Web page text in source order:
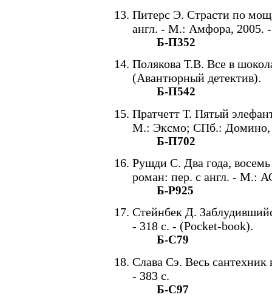
Питерс Э. Страсти по
англ. - М.: Амфора, 2005.
Б-П352
Полякова Т.В. Все в
(Авантюрный детектив).
Б-П542
Пратчетт Т. Пятый
М.: Эксмо; СПб.: Домино,
Б-П702
Рушди С. Два года, восемь
роман: пер. с англ. - М.:
Б-Р925
Стейнбек Д.
- 318 с. - (Pocket-book).
Б-С79
Слава Сэ. Весь
- 383 с.
Б-С97